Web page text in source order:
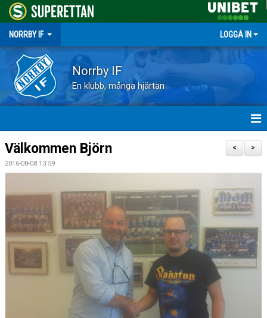
NORRBY IF LOGGA IN
Norrby IF
En klubb, många hjärtan
HEM
NYHETER
FÖRENINGEN
KALENDER
VÅRA LAG
MATCHER
>
<
Välkommen Björn
2016-08-08 13:59